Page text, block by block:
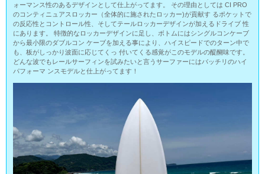
ォーマンス性のあるデザインとして仕上がってます。 その理由としては CI PRO
のコンティニュアスロッカー（全体的に施されたロッカー)が貢献す るポケットで
の反応性とコントロール性、そしてテールロッカーデザインが加えるドライブ 性
にあります。 特徴的なロッカーデザインに足し、ボトムにはシングルコンケーブ
から最小限のダブルコン ケーブを加える事により、ハイスピードでのターン中で
も、板がしっかり波面に応じてくっ 付いてくる感覚がこのモデルの醍醐味です。
どんな波でもレールサーフィンを試みたいと言うサーファーにはバッチリのハイ
パフォーマ ンスモデルと仕上がってます！